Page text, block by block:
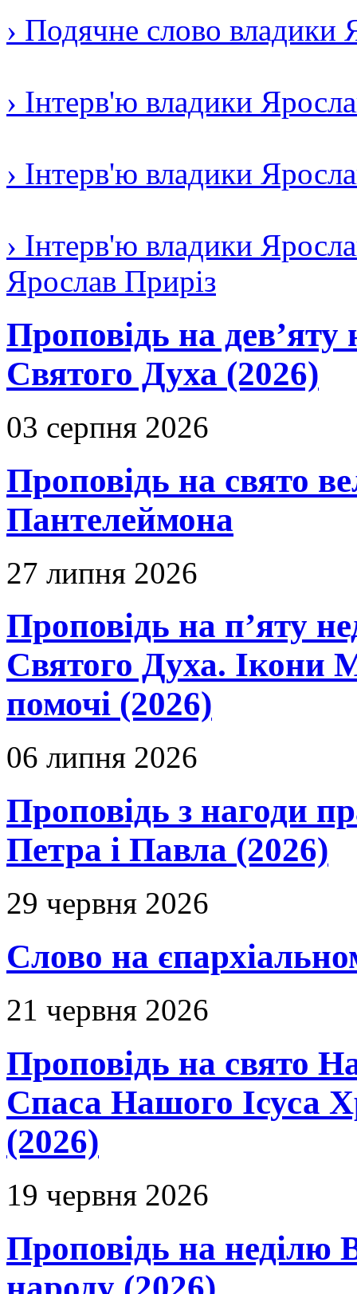
› Подячне слово владики
› Інтерв'ю владики
› Інтерв'ю владики
› Інтерв'ю владики
Ярослав Приріз
Проповідь на дев’яту
Святого Духа (2026)
03 серпня 2026
Проповідь на свято
Пантелеймона
27 липня 2026
Проповідь на п’яту
Святого Духа. Ікони
помочі (2026)
06 липня 2026
Проповідь з нагоди
Петра і Павла (2026)
29 червня 2026
Слово на
21 червня 2026
Проповідь на свято
Спаса Нашого Ісуса
(2026)
19 червня 2026
Проповідь на неділю